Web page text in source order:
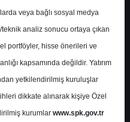
GARANTİ
A.Ş.
197.60 ₺
%0.00
veya bağlı sosyal medya
analiz sonucu ortaya çıkan
portföyler, hisse önerileri ve
kapsamında değildir. Yatırım
yetkilendirilmiş kuruluşlar
dikkate alınarak kişiye Özel
kurumlar www.spk.gov.tr